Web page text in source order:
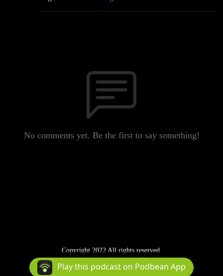
No comments yet. Be the first to say something!
Copyright 2022 All rights reserved.
Podcast Powered By Podbean
Play this podcast on Podbean App